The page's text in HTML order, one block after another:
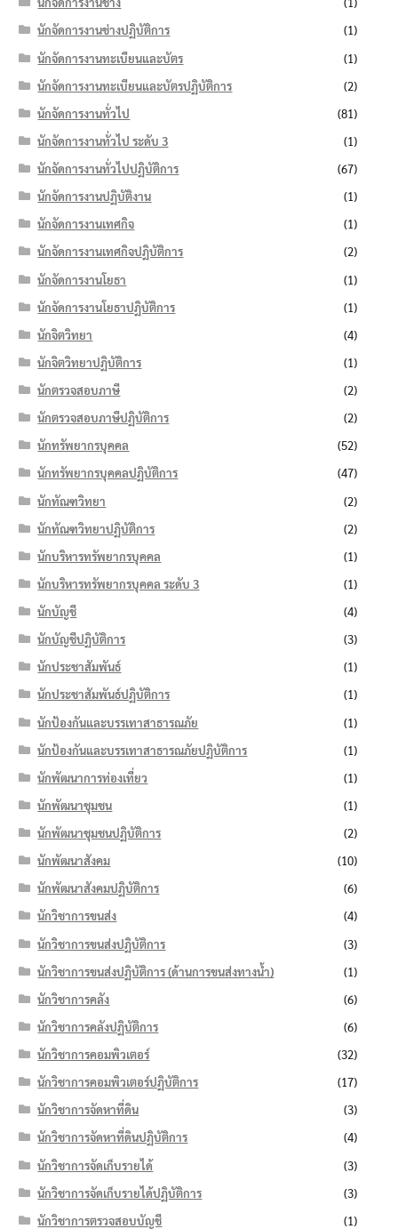
นักจัดการงานช่างปฏิบัติการ
(1)
นักจัดการงานทะเบียนและบัตร
(1)
นักจัดการงานทะเบียนและบัตรปฏิบัติการ
(2)
นักจัดการงานทั่วไป
(81)
นักจัดการงานทั่วไป ระดับ 3
(1)
นักจัดการงานทั่วไปปฏิบัติการ
(67)
นักจัดการงานปฏิบัติงาน
(1)
นักจัดการงานเทศกิจ
(1)
นักจัดการงานเทศกิจปฏิบัติการ
(2)
นักจัดการงานโยธา
(1)
นักจัดการงานโยธาปฏิบัติการ
(1)
นักจิตวิทยา
(4)
นักจิตวิทยาปฏิบัติการ
(1)
นักตรวจสอบภาษี
(2)
นักตรวจสอบภาษีปฏิบัติการ
(2)
นักทรัพยากรบุคคล
(52)
นักทรัพยากรบุคคลปฏิบัติการ
(47)
นักทัณฑวิทยา
(2)
นักทัณฑวิทยาปฏิบัติการ
(2)
นักบริหารทรัพยากรบุคคล
(1)
นักบริหารทรัพยากรบุคคล ระดับ 3
(1)
นักบัญชี
(4)
นักบัญชีปฏิบัติการ
(3)
นักประชาสัมพันธ์
(1)
นักประชาสัมพันธ์ปฏิบัติการ
(1)
นักป้องกันและบรรเทาสาธารณภัย
(1)
นักป้องกันและบรรเทาสาธารณภัยปฏิบัติการ
(1)
นักพัฒนาการท่องเที่ยว
(1)
นักพัฒนาชุมชน
(1)
นักพัฒนาชุมชนปฏิบัติการ
(2)
นักพัฒนาสังคม
(10)
นักพัฒนาสังคมปฏิบัติการ
(6)
นักวิชาการขนส่ง
(4)
นักวิชาการขนส่งปฏิบัติการ
(3)
นักวิชาการขนส่งปฏิบัติการ (ด้านการขนส่งทางน้ำ)
(1)
นักวิชาการคลัง
(6)
นักวิชาการคลังปฏิบัติการ
(6)
นักวิชาการคอมพิวเตอร์
(32)
นักวิชาการคอมพิวเตอร์ปฏิบัติการ
(17)
นักวิชาการจัดหาที่ดิน
(3)
นักวิชาการจัดหาที่ดินปฏิบัติการ
(4)
นักวิชาการจัดเก็บรายได้
(3)
นักวิชาการจัดเก็บรายได้ปฏิบัติการ
(3)
นักวิชาการตรวจสอบบัญชี
(1)